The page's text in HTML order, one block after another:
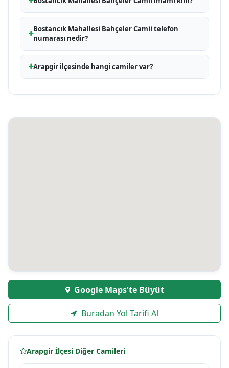
Bostancık Mahallesi Bahçeler Camii telefon
numarası nedir?
Arapgir ilçesinde hangi camiler var?
Google Maps'te Büyüt
Buradan Yol Tarifi Al
Arapgir İlçesi Diğer Camileri